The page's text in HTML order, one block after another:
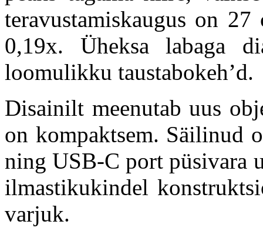
teravustamiskaugus on
0,19x. Üheksa labaga
loomulikku taustabokeh’d.
Disainilt meenutab uus
on kompaktsem. Säilinud
ning USB-C port püsivara
ilmastikukindel
varjuk.